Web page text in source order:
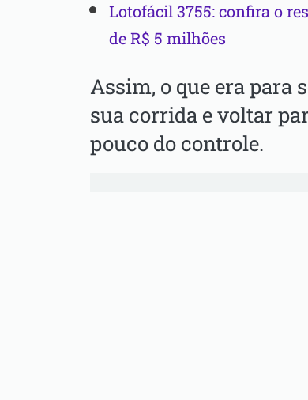
Lotofácil 3755: confira o
de R$ 5 milhões
Assim, o que era para
sua corrida e voltar
pouco do controle.